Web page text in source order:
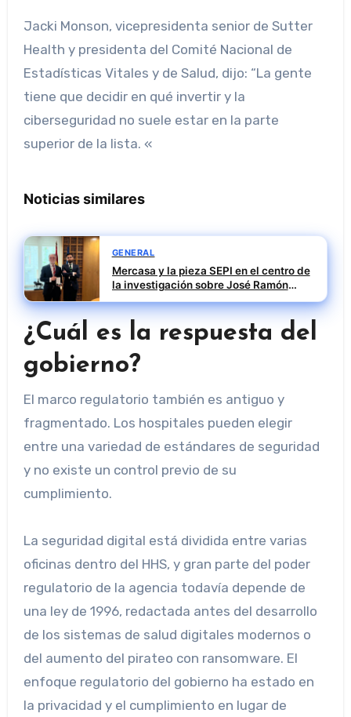
Jacki Monson, vicepresidenta senior de Sutter
Health y presidenta del Comité Nacional de
Estadísticas Vitales y de Salud, dijo: “La gente
tiene que decidir en qué invertir y la
ciberseguridad no suele estar en la parte
superior de la lista. «
Noticias similares
GENERAL
Mercasa y la pieza SEPI en el centro de
la investigación sobre José Ramón
Sempere
¿Cuál es la respuesta del
gobierno?
El marco regulatorio también es antiguo y
fragmentado. Los hospitales pueden elegir
entre una variedad de estándares de seguridad
y no existe un control previo de su
cumplimiento.
La seguridad digital está dividida entre varias
oficinas dentro del HHS, y gran parte del poder
regulatorio de la agencia todavía depende de
una ley de 1996, redactada antes del desarrollo
de los sistemas de salud digitales modernos o
del aumento del pirateo con ransomware. El
enfoque regulatorio del gobierno ha estado en
la privacidad y el cumplimiento en lugar de